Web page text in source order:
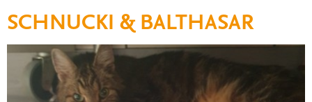
SCHNUCKI & BALTHASAR